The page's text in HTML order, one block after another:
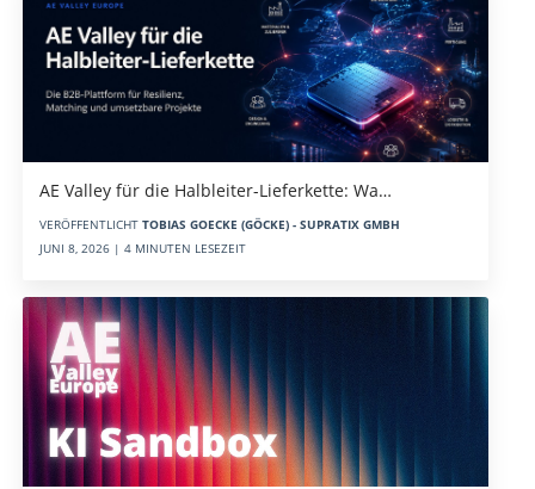
AE Valley für die Halbleiter-Lieferkette: Wa…
VERÖFFENTLICHT TOBIAS GOECKE (GÖCKE) - SUPRATIX GMBH
JUNI 8, 2026 | 4 MINUTEN LESEZEIT